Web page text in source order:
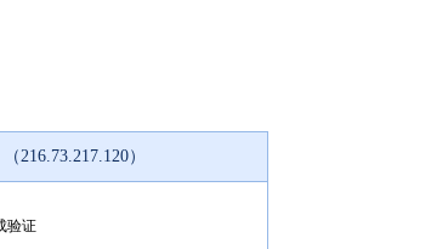
216.73.217.120）
验证